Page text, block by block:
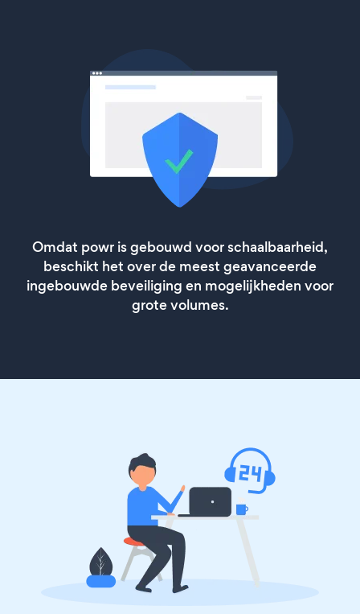
Omdat powr is gebouwd voor schaalbaarheid,
beschikt het over de meest geavanceerde
ingebouwde beveiliging en mogelijkheden voor
grote volumes.